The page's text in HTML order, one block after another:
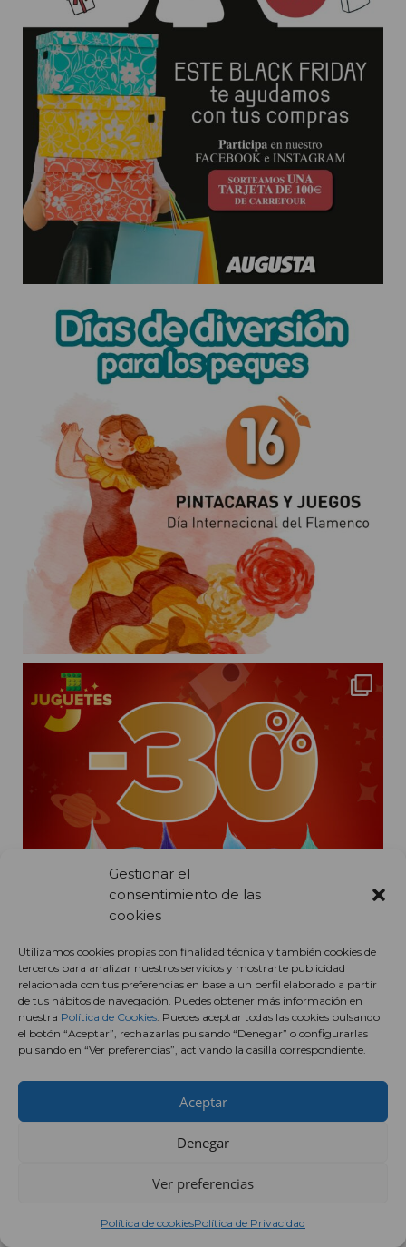
Gestionar el
consentimiento de las
cookies
Utilizamos cookies propias con finalidad técnica y también cookies de
terceros para analizar nuestros servicios y mostrarte publicidad
relacionada con tus preferencias en base a un perfil elaborado a partir
de tus hábitos de navegación. Puedes obtener más información en
nuestra Política de Cookies. Puedes aceptar todas las cookies pulsando
el botón “Aceptar”, rechazarlas pulsando “Denegar” o configurarlas
pulsando en “Ver preferencias”, activando la casilla correspondiente.
Aceptar
Denegar
Ver preferencias
Política de cookiesPolítica de Privacidad